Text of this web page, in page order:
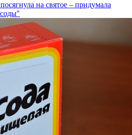
на святое – придумала